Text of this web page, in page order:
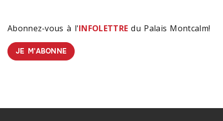
Abonnez-vous à l'INFOLETTRE du Palais Montcalm!
JE M'ABONNE